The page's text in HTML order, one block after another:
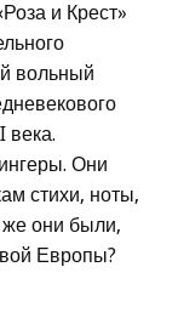
и Крест»
вольный
века.
Они
стихи, ноты,
они были,
Европы?